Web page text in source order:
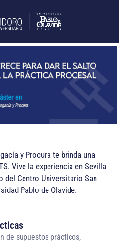
y Procura te brinda una
Vive la experiencia en Sevilla
del Centro Universitario San
Pablo de Olavide.
de supuestos prácticos,